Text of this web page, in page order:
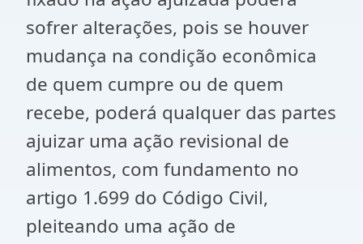
sofrer alterações, pois se houver
mudança na condição econômica
de quem cumpre ou de quem
recebe, poderá qualquer das partes
ajuizar uma ação revisional de
alimentos, com fundamento no
artigo 1.699 do Código Civil,
pleiteando uma ação de